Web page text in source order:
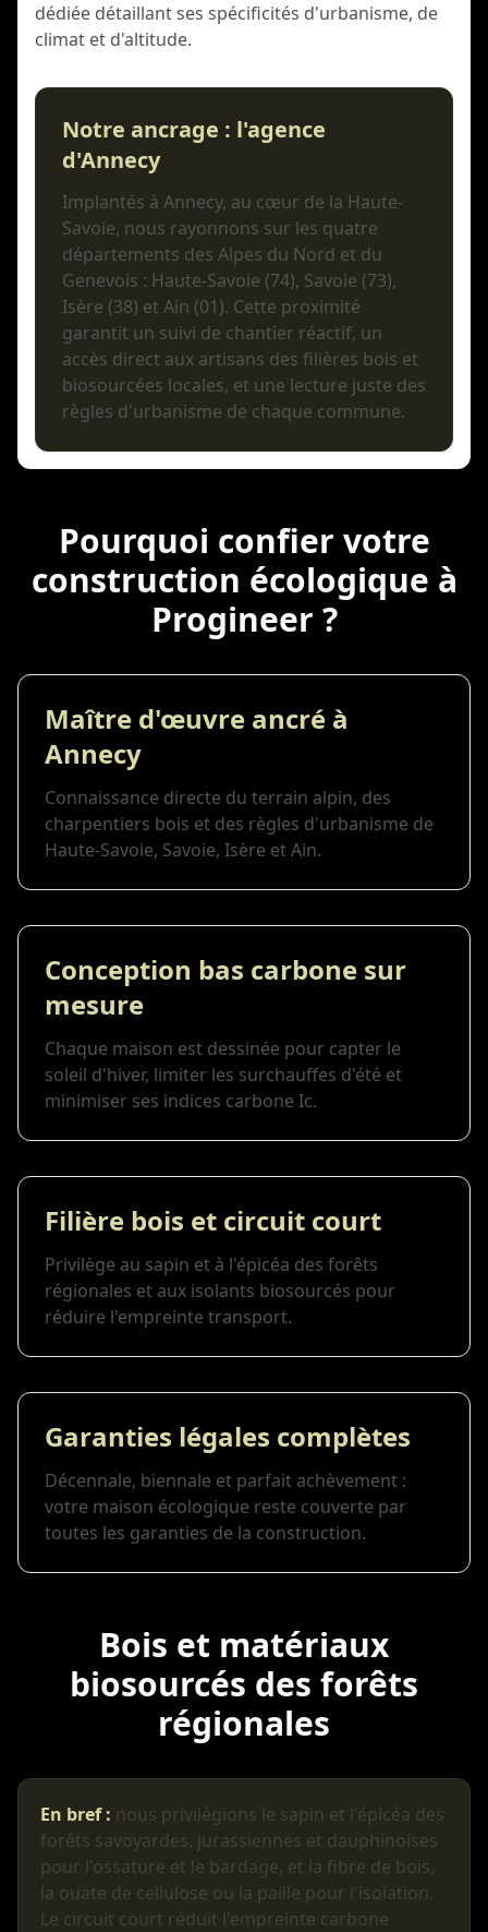
dédiée détaillant ses spécificités d'urbanisme, de
climat et d'altitude.
Notre ancrage : l'agence
d'Annecy
Implantés à Annecy, au cœur de la Haute-
Savoie, nous rayonnons sur les quatre
départements des Alpes du Nord et du
Genevois : Haute-Savoie (74), Savoie (73),
Isère (38) et Ain (01). Cette proximité
garantit un suivi de chantier réactif, un
accès direct aux artisans des filières bois et
biosourcées locales, et une lecture juste des
règles d'urbanisme de chaque commune.
Pourquoi confier votre
construction écologique à
Progineer ?
Maître d'œuvre ancré à
Annecy
Connaissance directe du terrain alpin, des
charpentiers bois et des règles d'urbanisme de
Haute-Savoie, Savoie, Isère et Ain.
Conception bas carbone sur
mesure
Chaque maison est dessinée pour capter le
soleil d'hiver, limiter les surchauffes d'été et
minimiser ses indices carbone Ic.
Filière bois et circuit court
Privilège au sapin et à l'épicéa des forêts
régionales et aux isolants biosourcés pour
réduire l'empreinte transport.
Garanties légales complètes
Décennale, biennale et parfait achèvement :
votre maison écologique reste couverte par
toutes les garanties de la construction.
Bois et matériaux
biosourcés des forêts
régionales
En bref : nous privilégions le sapin et l'épicéa des
forêts savoyardes, jurassiennes et dauphinoises
pour l'ossature et le bardage, et la fibre de bois,
la ouate de cellulose ou la paille pour l'isolation.
Le circuit court réduit l'empreinte carbone